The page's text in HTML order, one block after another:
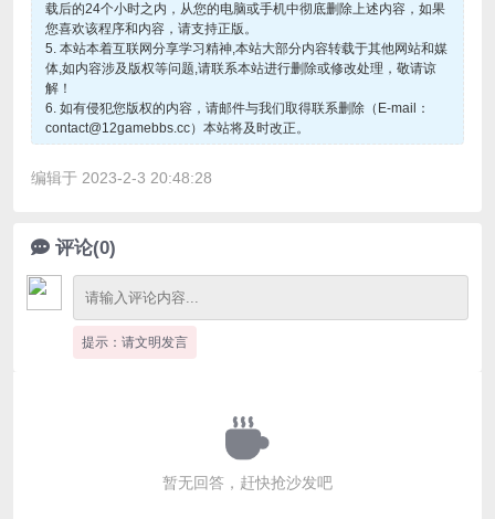
载后的24个小时之内，从您的电脑或手机中彻底删除上述内容，如果
您喜欢该程序和内容，请支持正版。
5. 本站本着互联网分享学习精神,本站大部分内容转载于其他网站和媒
体,如内容涉及版权等问题,请联系本站进行删除或修改处理，敬请谅
解！
6. 如有侵犯您版权的内容，请邮件与我们取得联系删除（E-mail：
contact@12gamebbs.cc）本站将及时改正。
编辑于 2023-2-3 20:48:28
评论(0)
提示：请文明发言
暂无回答，赶快抢沙发吧